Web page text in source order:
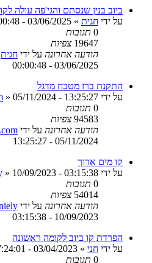
ביוב בנין שנסתם והגי'פה עולה
על ידי חגית »
03/06/2025 - 00:00:48
0 תגובות
19647 צפיות
הודעה אחרונה על ידי חגית
03/06/2025 - 00:00:48
התקנת ברז מטבח מדגל
על ידי
» 05/11/2024 - 13:25:27
0 תגובות
94583 צפיות
הודעה אחרונה על ידי
05/11/2024 - 13:25:27
קו מים ארוך
על ידי
» 10/09/2023 - 03:15:38
0 תגובות
54014 צפיות
הודעה אחרונה על ידי
10/09/2023 - 03:15:38
הפרדת קו ביוב לקומה ראשונה
על ידי חני »
03/04/2023 - 07:24:01
0 תגובות